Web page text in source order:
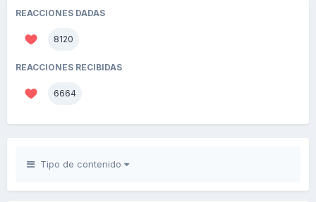
REACCIONES DADAS
8120
REACCIONES RECIBIDAS
6664
Tipo de contenido